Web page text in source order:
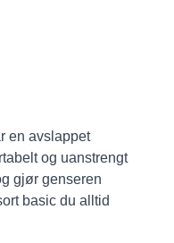
en avslappet
og uanstrengt
gjør genseren
basic du alltid